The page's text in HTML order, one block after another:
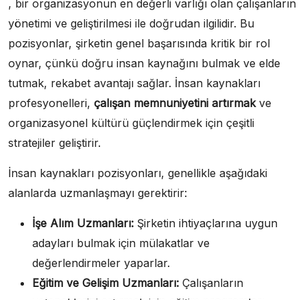
, bir organizasyonun en değerli varlığı olan çalışanların
yönetimi ve geliştirilmesi ile doğrudan ilgilidir. Bu
pozisyonlar, şirketin genel başarısında kritik bir rol
oynar, çünkü doğru insan kaynağını bulmak ve elde
tutmak, rekabet avantajı sağlar. İnsan kaynakları
profesyonelleri, çalışan memnuniyetini artırmakve
organizasyonel kültürü güçlendirmek için çeşitli
stratejiler geliştirir.
İnsan kaynakları pozisyonları, genellikle aşağıdaki
alanlarda uzmanlaşmayı gerektirir:
İşe Alım Uzmanları: Şirketin ihtiyaçlarına uygun
adayları bulmak için mülakatlar ve
değerlendirmeler yaparlar.
Eğitim ve Gelişim Uzmanları: Çalışanların